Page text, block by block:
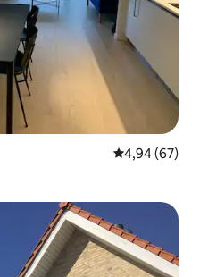
Průměrné
4,94 (67)